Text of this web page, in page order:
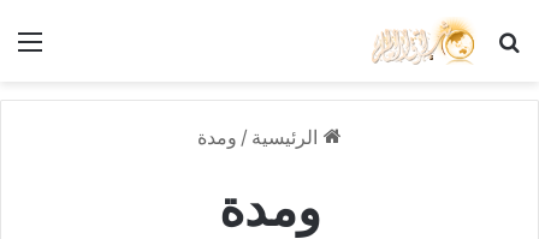
بحث عن
الرئيسية / ومدة
ومدة